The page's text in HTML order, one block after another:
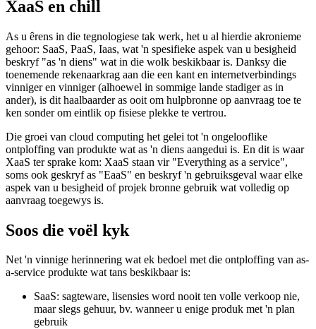
January 15, 2021
XaaS en chill
As u êrens in die tegnologiese tak werk, het u al hierdie akronieme
gehoor: SaaS, PaaS, Iaas, wat 'n spesifieke aspek van u besigheid
beskryf "as 'n diens" wat in die wolk beskikbaar is. Danksy die
toenemende rekenaarkrag aan die een kant en internetverbindings
ander), is dit haalbaarder as ooit om hulpbronne op aanvraag toe te
ken sonder om eintlik op fisiese plekke te vertrou.
Die groei van cloud computing het gelei tot 'n ongelooflike
ontploffing van produkte wat as 'n diens aangedui is. En dit is waar
XaaS ter sprake kom: XaaS staan vir "Everything as a service",
aspek van u besigheid of projek bronne gebruik wat volledig op
aanvraag toegewys is.
Soos die voël kyk
Net 'n vinnige herinnering wat ek bedoel met die ontploffing van as-
a-service produkte wat tans beskikbaar is: